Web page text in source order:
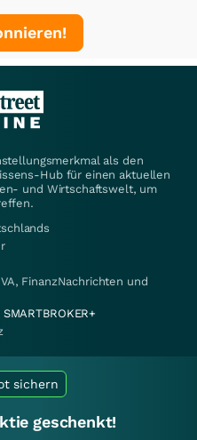
als den
Hub für einen aktuellen
und Wirtschaftswelt, um
FinanzNachrichten und
SMARTBROKER+
sichern
geschenkt!